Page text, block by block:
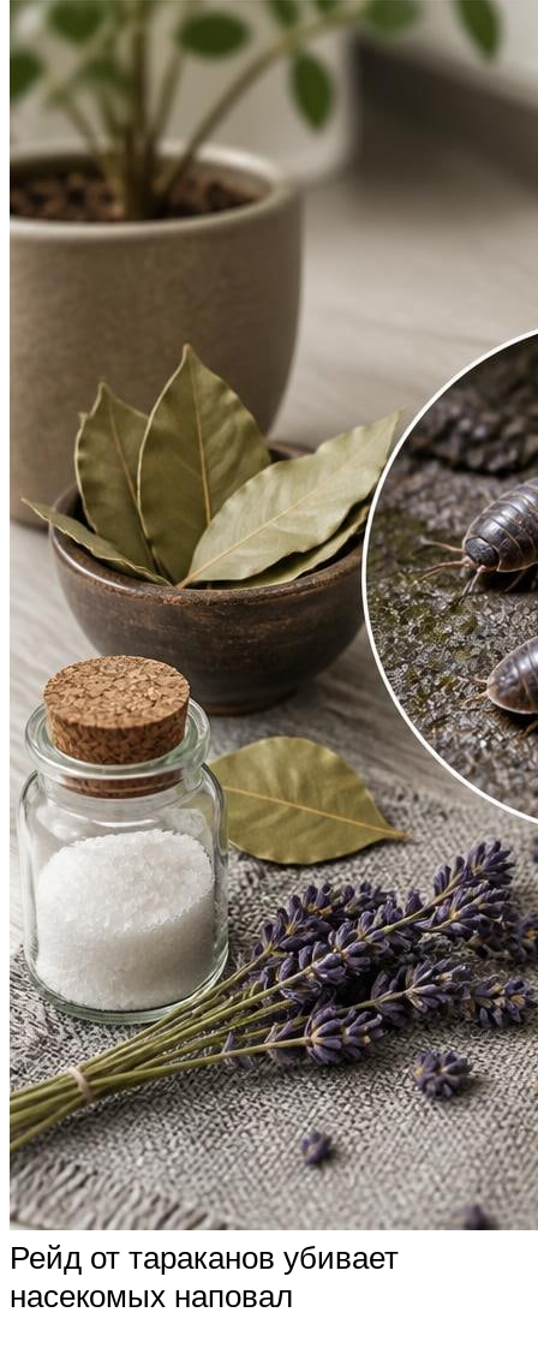
Рейд от тараканов убивает
насекомых наповал